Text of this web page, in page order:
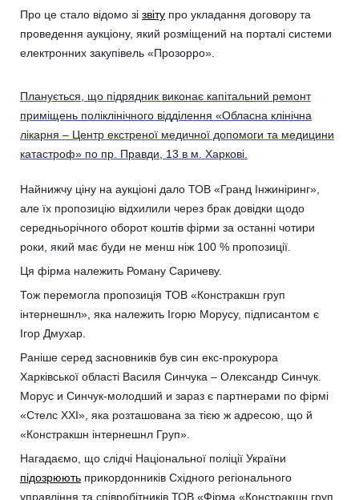
Про це стало відомо зі звіту про укладання договору та
проведення аукціону, який розміщений на порталі системи
електронних закупівель «Прозорро».
Планується, що підрядник виконає капітальний ремонт
приміщень поліклінічного відділення «Обласна клінічна
лікарня – Центр екстреної медичної допомоги та медицини
катастроф» по пр. Правди, 13 в м. Харкові.
Найнижчу ціну на аукціоні дало ТОВ «Гранд Інжиніринг»,
але їх пропозицію відхилили через брак довідки щодо
середньорічного оборот коштів фірми за останні чотири
роки, який має буди не менш ніж 100 % пропозиції.
Ця фірма належить Роману Саричеву.
Тож перемогла пропозиція ТОВ «Констракшн груп
інтернешнл», яка належить Ігорю Морусу, підписантом є
Ігор Дмухар.
Раніше серед засновників був син екс-прокурора
Харківської області Василя Синчука – Олександр Синчук.
Морус и Синчук-молодший и зараз є партнерами по фірмі
«Стелс ХХІ», яка розташована за тією ж адресою, що й
«Констракшн інтернешнл Груп».
Нагадаємо, що слідчі Національної поліції України
підозрюють прикордонників Східного регіонального
управління та співробітників ТОВ «Фірма «Констракшн груп